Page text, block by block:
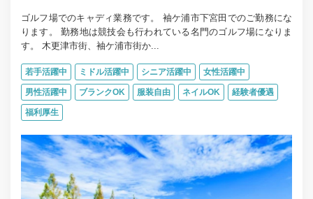
ゴルフ場でのキャディ業務です。 袖ケ浦市下宮田でのご勤務にな
ります。 勤務地は競技会も行われている名門のゴルフ場になりま
す。 木更津市街、袖ケ浦市街か...
若手活躍中 ミドル活躍中 シニア活躍中 女性活躍中
男性活躍中 ブランクOK 服装自由 ネイルOK 経験者優遇
福利厚生